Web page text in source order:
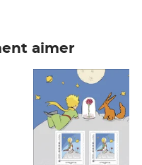
aimer
Prix 7,50€